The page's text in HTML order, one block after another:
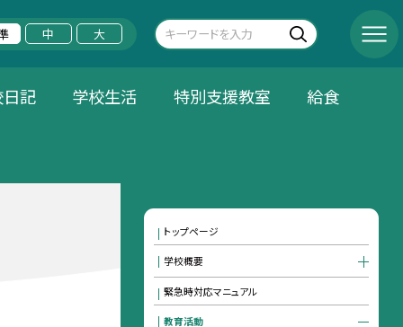
中 大
記 学校生活 特別支援教室 給食
トップページ
学校概要
緊急時対応マニュアル
教育活動